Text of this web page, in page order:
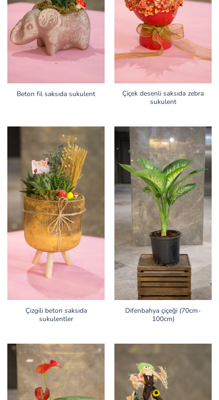
Beton fil saksıda sukulent
Çiçek desenli saksıda zebra
sukulent
Çizgili beton saksıda
sukulentler
Difenbahya çiçeği (70cm-
100cm)